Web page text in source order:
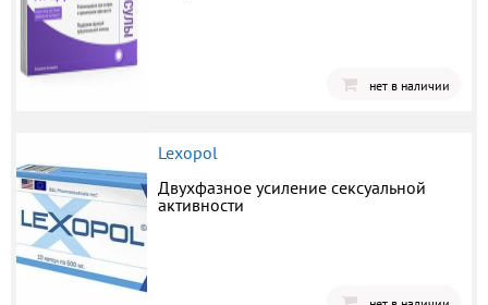
нет в наличии
Lexopol
Двухфазное усиление сексуальной
активности